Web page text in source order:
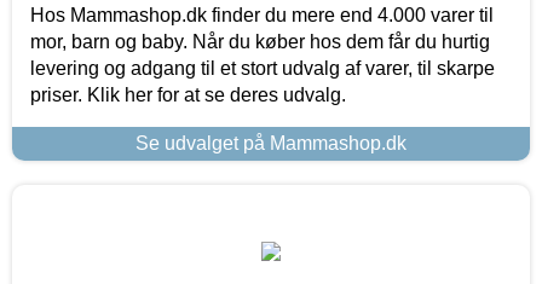
Hos Mammashop.dk finder du mere end 4.000 varer til
mor, barn og baby. Når du køber hos dem får du hurtig
levering og adgang til et stort udvalg af varer, til skarpe
priser. Klik her for at se deres udvalg.
Se udvalget på Mammashop.dk